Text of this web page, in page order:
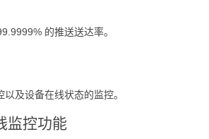
的推送送达率。
及设备在线状态的监控。
监控功能